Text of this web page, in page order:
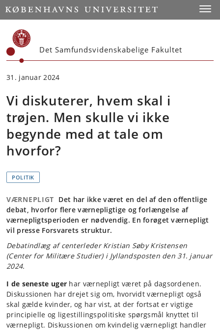
Start
Det Samfundsvidenskabelige Fakultet
31. januar 2024
Vi diskuterer, hvem skal i
trøjen. Men skulle vi ikke
begynde med at tale om
hvorfor?
POLITIK
VÆRNEPLIGT Det har ikke været en del af den offentlige
debat, hvorfor flere værnepligtige og forlængelse af
værnepligtsperioden er nødvendig. En forøget værnepligt
vil presse Forsvarets struktur.
Debatindlæg af centerleder Kristian Søby Kristensen
(Center for Militære Studier) i Jyllandsposten den 31. januar
2024.
I de seneste uger har værnepligt været på dagsordenen.
Diskussionen har drejet sig om, hvorvidt værnepligt også
skal gælde kvinder, og har vist, at der fortsat er vigtige
principielle og ligestillingspolitiske spørgsmål knyttet til
værnepligt. Diskussionen om kvindelig værnepligt handler